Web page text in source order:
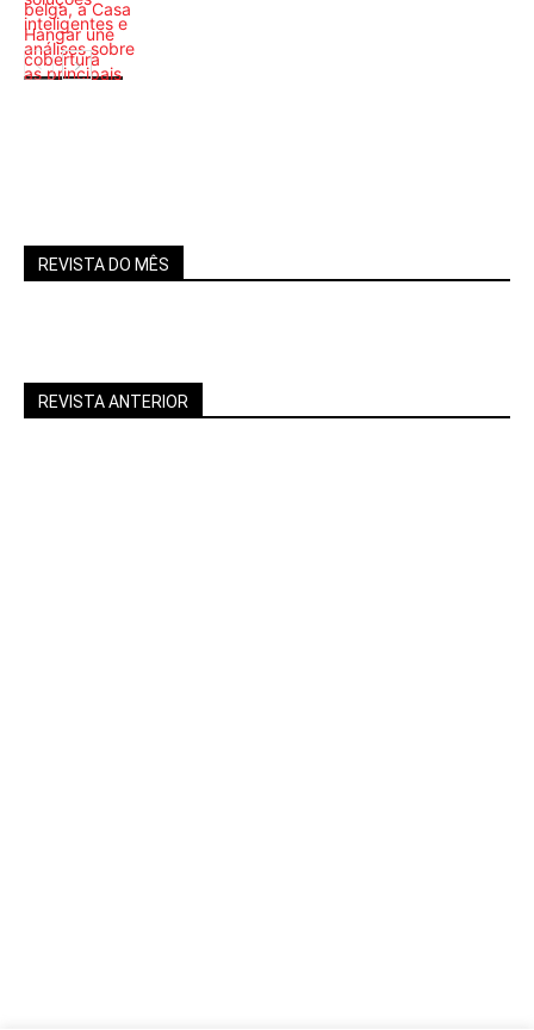
Home Theater
REVISTA DO MÊS
REVISTA ANTERIOR